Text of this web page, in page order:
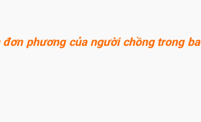
phương của người chồng trong ba